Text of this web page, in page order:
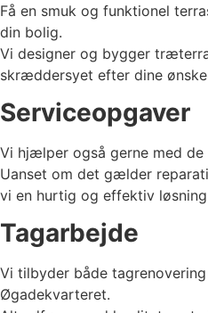
Få en smuk og funktionel
din bolig.
Vi designer og bygger
skræddersyet efter dine
Serviceopgaver
Vi hjælper også gerne med
Uanset om det gælder
vi en hurtig og effektiv
Tagarbejde
Vi tilbyder både
Øgadekvarteret.